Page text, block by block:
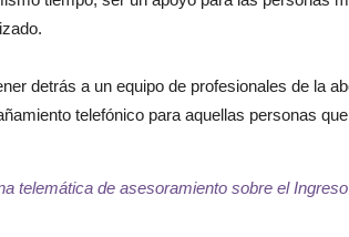
detrás a un equipo de profesionales de la
telefónico para aquellas personas
telemática de asesoramiento sobre el